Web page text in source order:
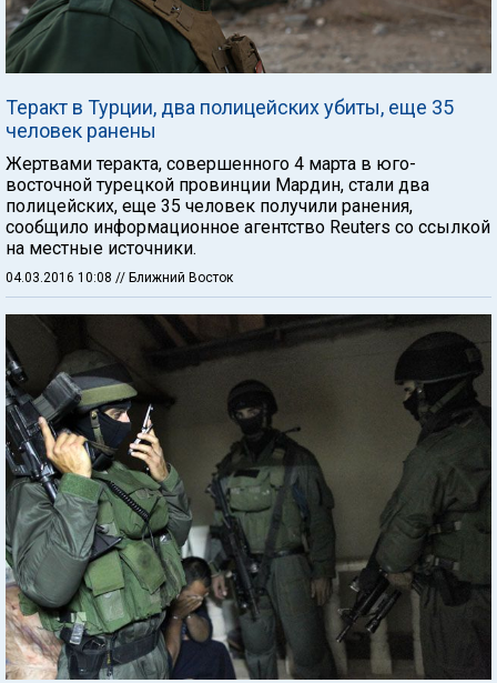
Теракт в Турции, два полицейских убиты, еще 35
человек ранены
Жертвами теракта, совершенного 4 марта в юго-
восточной турецкой провинции Мардин, стали два
полицейских, еще 35 человек получили ранения,
сообщило информационное агентство Reuters со ссылкой
на местные источники.
04.03.2016 10:08 // Ближний Восток